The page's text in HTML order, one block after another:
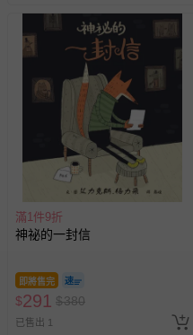
預購商品：預購為海外
助取消退款事宜。
商品如因「價格、組合」
會主動以簡訊及mail通知
滿1件9折
神祕的一封信
即將售完
$291 $380
已售出 1